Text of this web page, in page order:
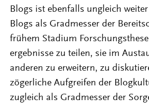
Blogs ist ebenfalls ungleich
Blogs als Gradmesser der
frühem Stadium
ergebnisse zu teilen, sie im
anderen zu erweitern, zu
zögerliche Aufgreifen der
zugleich als Gradmesser der